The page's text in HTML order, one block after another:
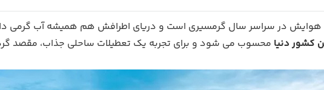
هوایش در سراسر سال گرمسیری است و دریای اطرافش هم همیشه آب گرمی
کشور دنیا محسوب می شود و برای تجربه یک تعطیلات ساحلی جذاب، مقصد